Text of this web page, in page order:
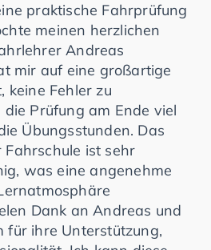
praktische Fahrprüfung
meinen herzlichen
Andreas
mir auf eine großartige
keine Fehler zu
die Prüfung am Ende viel
Übungsstunden. Das
ist sehr
was eine angenehme
Dank an Andreas und
für ihre Unterstützung,